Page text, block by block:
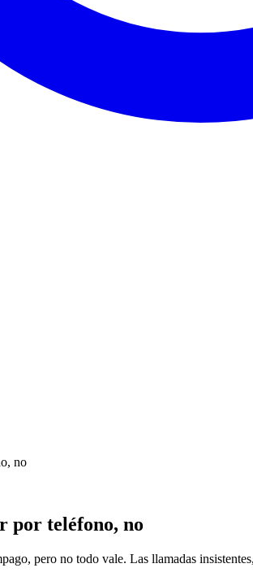
no
por teléfono, no
pero no todo vale. Las llamadas